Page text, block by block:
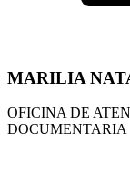
MARILIA
OFICINA DE
DOCUMENTARIA